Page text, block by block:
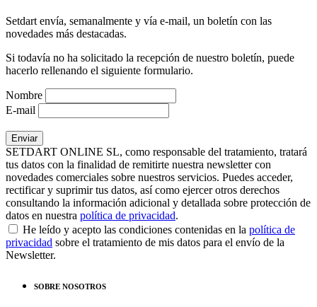
Setdart envía, semanalmente y vía e-mail, un boletín con las
novedades más destacadas.
Si todavía no ha solicitado la recepción de nuestro boletín, puede
hacerlo rellenando el siguiente formulario.
Nombre
E-mail
SETDART ONLINE SL, como responsable del tratamiento, tratará
tus datos con la finalidad de remitirte nuestra newsletter con
novedades comerciales sobre nuestros servicios. Puedes acceder,
rectificar y suprimir tus datos, así como ejercer otros derechos
consultando la información adicional y detallada sobre protección de
datos en nuestra política de privacidad.
He leído y acepto las condiciones contenidas en la política de
privacidad sobre el tratamiento de mis datos para el envío de la
Newsletter.
SOBRE NOSOTROS